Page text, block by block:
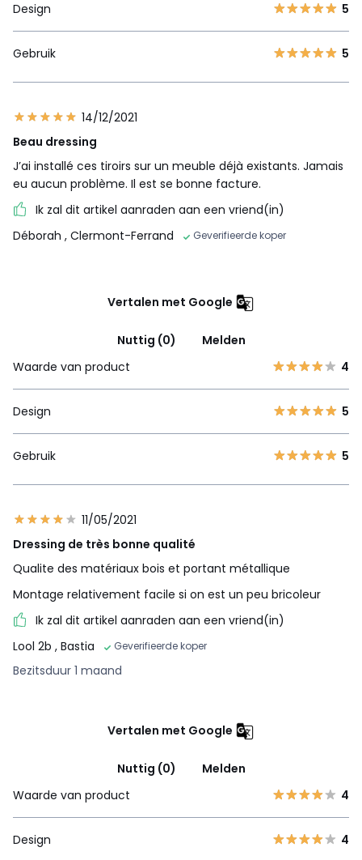
Design 5
Gebruik 5
14/12/2021
Beau dressing
J’ai installé ces tiroirs sur un meuble déjà existants. Jamais
eu aucun problème. Il est se bonne facture.
Ik zal dit artikel aanraden aan een vriend(in)
Déborah , Clermont-Ferrand Geverifieerde koper
Vertalen met Google
Nuttig (0)
Melden
Waarde van product
4
Design 5
Gebruik 5
11/05/2021
Dressing de très bonne qualité
Qualite des matériaux bois et portant métallique
Montage relativement facile si on est un peu bricoleur
Ik zal dit artikel aanraden aan een vriend(in)
Lool 2b , Bastia Geverifieerde koper
Bezitsduur 1 maand
Vertalen met Google
Nuttig (0)
Melden
Waarde van product
4
Design 4